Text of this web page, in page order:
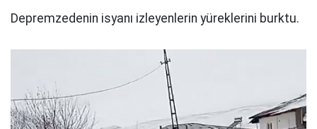
Depremzedenin isyanı izleyenlerin yüreklerini burktu.